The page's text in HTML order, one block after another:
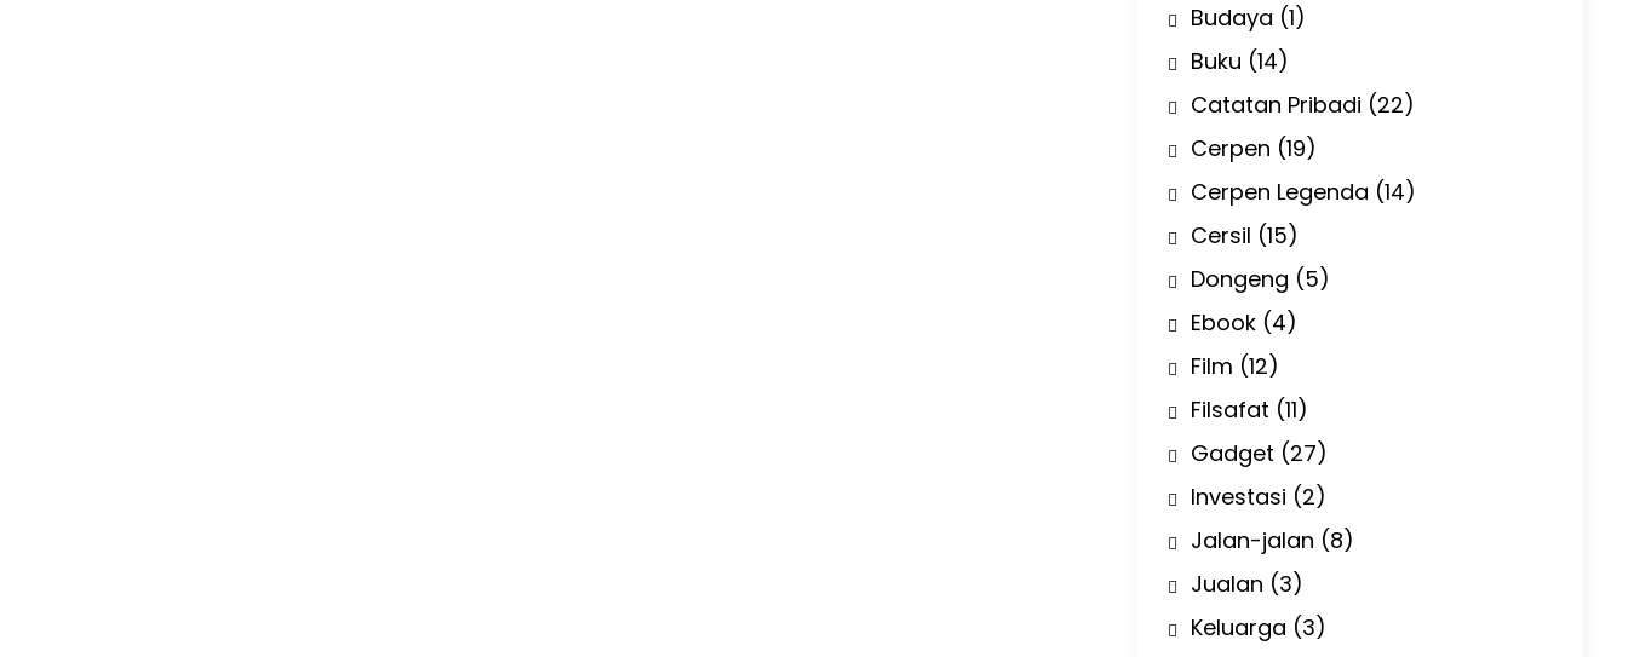
Budaya (1)
Buku (14)
Catatan Pribadi (22)
Cerpen (19)
Cerpen Legenda (14)
Cersil (15)
Dongeng (5)
Ebook (4)
Film (12)
Filsafat (11)
Gadget (27)
Investasi (2)
Jalan-jalan (8)
Jualan (3)
Keluarga (3)